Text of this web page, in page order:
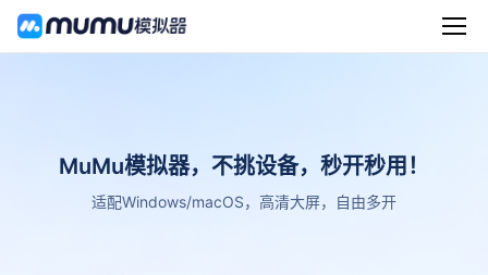
MuMu模拟器，不挑设备，秒开秒用！
适配Windows/macOS，高清大屏，自由多开